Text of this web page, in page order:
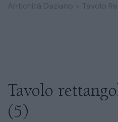
Antichità Daziano Tavolo
Tavolo
(5)